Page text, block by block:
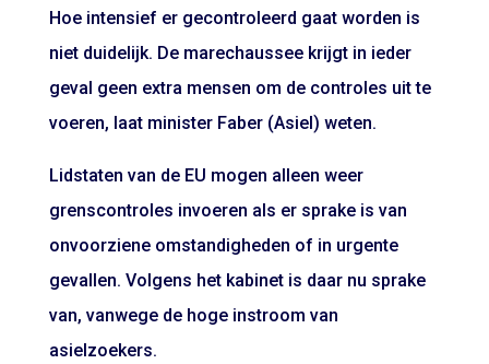
Hoe intensief er gecontroleerd gaat worden is
niet duidelijk. De marechaussee krijgt in ieder
geval geen extra mensen om de controles uit te
voeren, laat minister Faber (Asiel) weten.
Lidstaten van de EU mogen alleen weer
grenscontroles invoeren als er sprake is van
onvoorziene omstandigheden of in urgente
gevallen. Volgens het kabinet is daar nu sprake
van, vanwege de hoge instroom van
asielzoekers.